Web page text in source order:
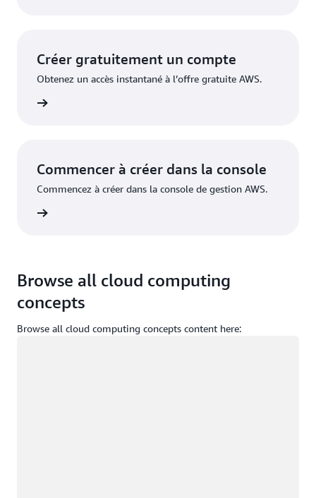
Créer gratuitement un compte
Obtenez un accès instantané à l’offre gratuite AWS.
Commencer à créer dans la console
Commencez à créer dans la console de gestion AWS.
Browse all cloud computing
concepts
Browse all cloud computing concepts content here: